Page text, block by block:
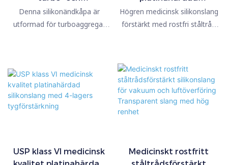
oxiderande miljöer i moderna
ozongenererings- och
samtidigt som den förblir
mycket flexibel, giftfri och helt i
luftintagssystem –
högtemperatur- och
Denna silikonändkåpa är
utformad för turboaggregat
Idealisk för att blockera
oanvända portar och
insugningsrör i fordonssystem.
silikonslang med SUS-
trådförstärkning
Högren medicinsk silikonslang
förstärkt med rostfri ståltråd
USP klass VI medicinsk
Medicinskt rostfritt